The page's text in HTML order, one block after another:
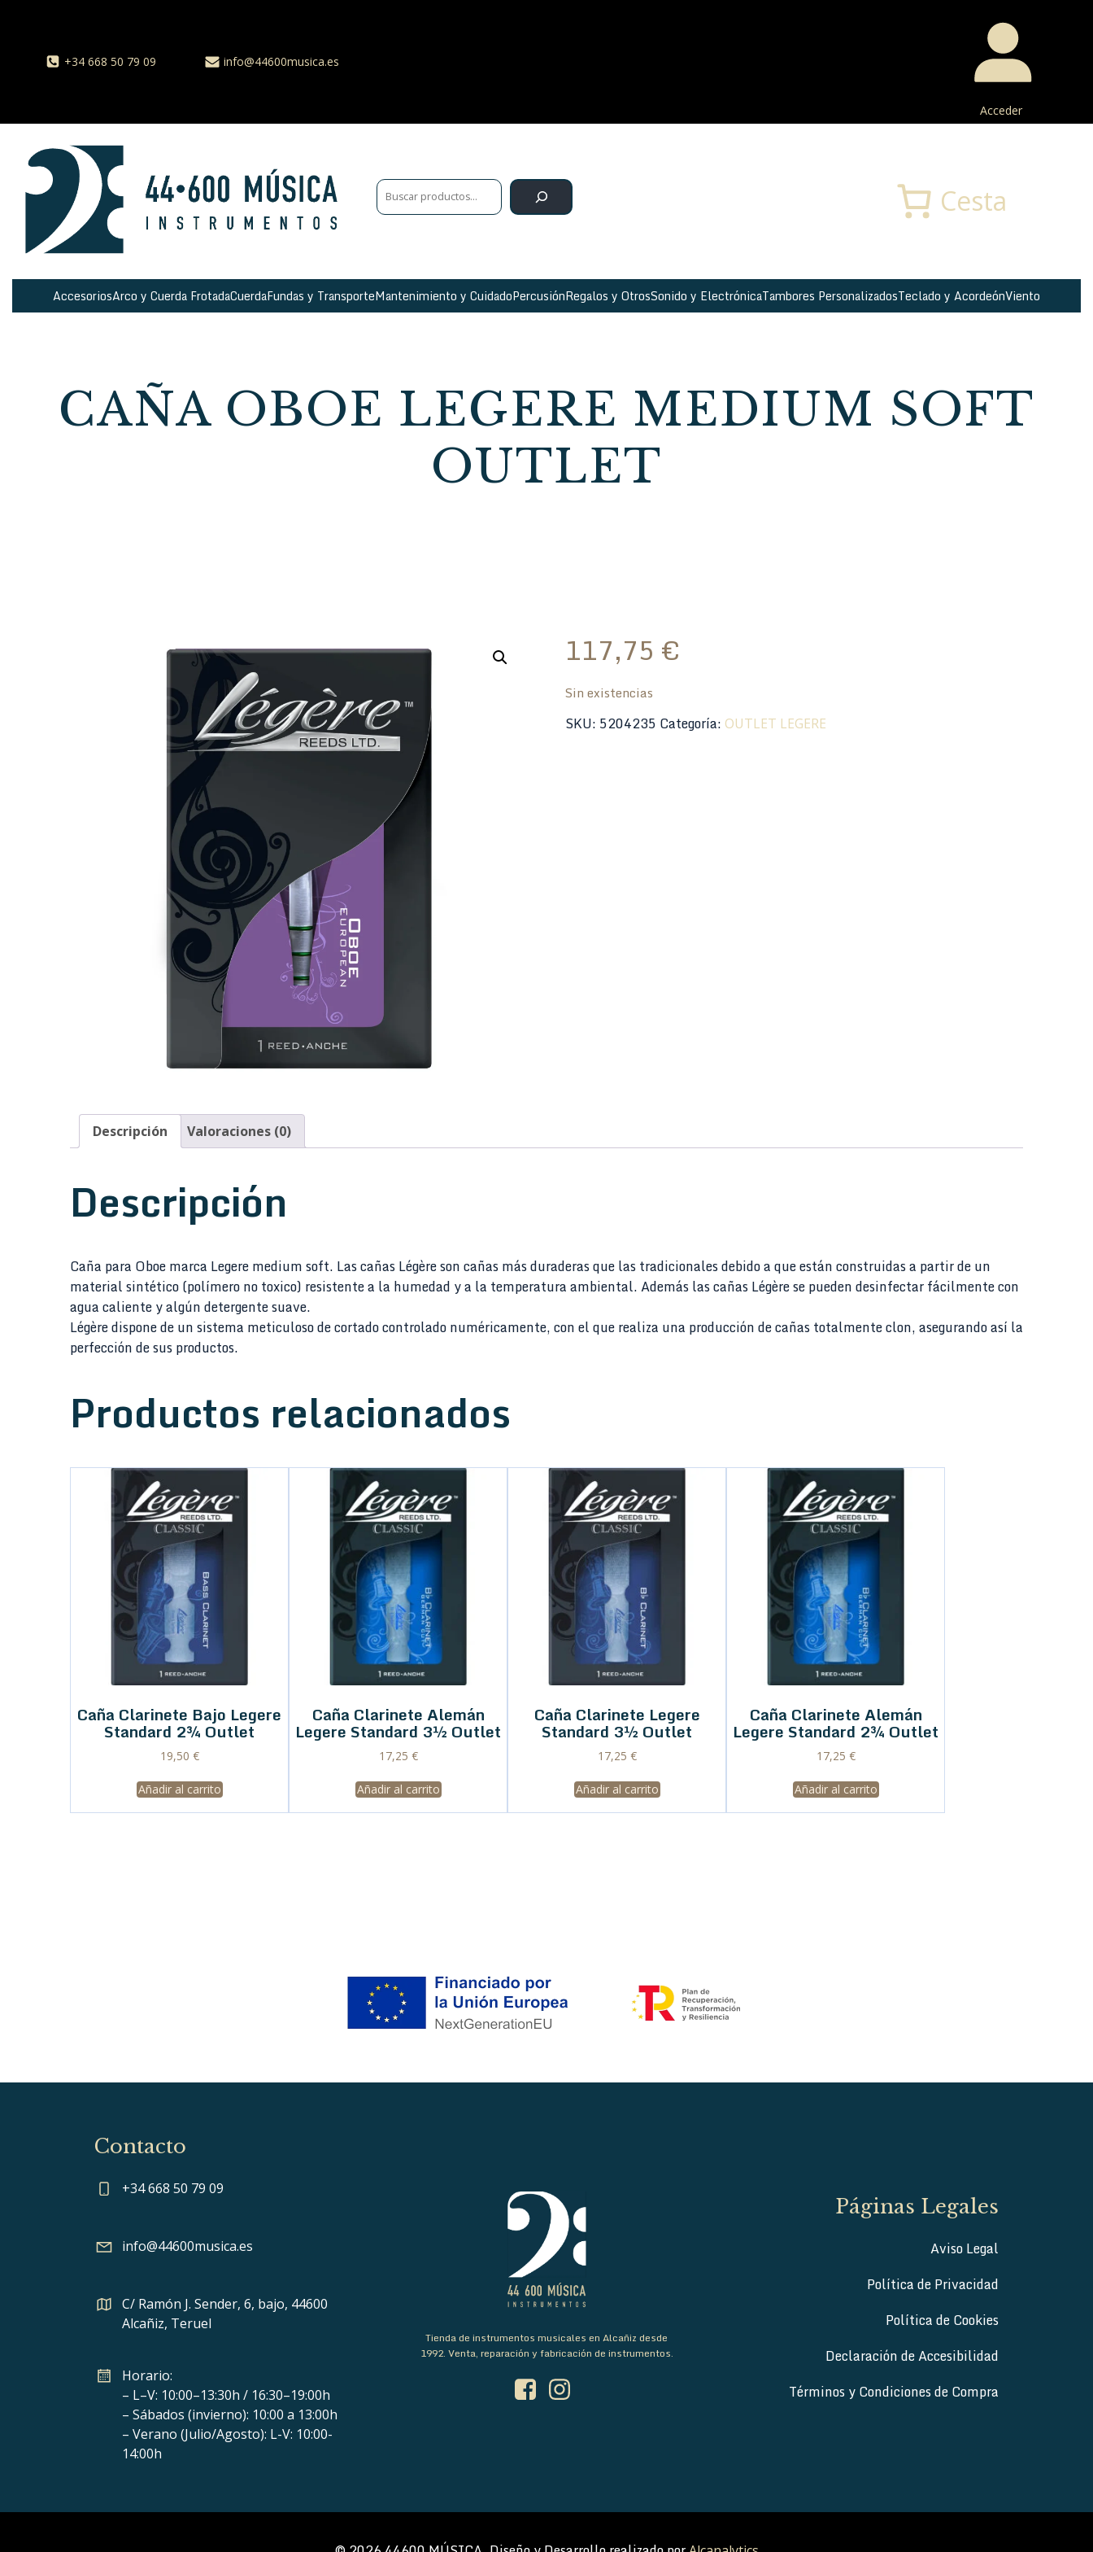
+34 668 50 79 09 info@44600musica.es
Acceder
Cesta
AccesoriosArco y Cuerda FrotadaCuerdaFundas y TransporteMantenimiento y CuidadoPercusiónRegalos y OtrosSonido y ElectrónicaTambores PersonalizadosTeclado y AcordeónViento
CAÑA OBOE LEGERE MEDIUM SOFT
OUTLET
117,75 €
Sin existencias
SKU: 5204235 Categoría: OUTLET LEGERE
Descripción Valoraciones (0)
Descripción
Caña para Oboe marca Legere medium soft. Las cañas Légère son cañas más duraderas que las tradicionales debido a que están construidas a partir de un
material sintético (polímero no toxico) resistente a la humedad y a la temperatura ambiental. Además las cañas Légère se pueden desinfectar fácilmente con
agua caliente y algún detergente suave.
Légère dispone de un sistema meticuloso de cortado controlado numéricamente, con el que realiza una producción de cañas totalmente clon, asegurando así la
perfección de sus productos.
Productos relacionados
Caña Clarinete Bajo Legere
Standard 2¾ Outlet
19,50 €
Añadir al carrito
Caña Clarinete Alemán
Legere Standard 3½ Outlet
17,25 €
Añadir al carrito
Caña Clarinete Legere
Standard 3½ Outlet
17,25 €
Añadir al carrito
Caña Clarinete Alemán
Legere Standard 2¾ Outlet
17,25 €
Añadir al carrito
Contacto
+34 668 50 79 09
info@44600musica.es
C/ Ramón J. Sender, 6, bajo, 44600
Alcañiz, Teruel
Horario:
– L–V: 10:00–13:30h / 16:30–19:00h
– Sábados (invierno): 10:00 a 13:00h
– Verano (Julio/Agosto): L-V: 10:00-
14:00h
Tienda de instrumentos musicales en Alcañiz desde
1992. Venta, reparación y fabricación de instrumentos.
Páginas Legales
Aviso Legal
Política de Privacidad
Política de Cookies
Declaración de Accesibilidad
Términos y Condiciones de Compra